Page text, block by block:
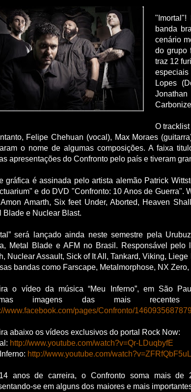
banda
cenário
do grupo
traz 12
Lopes
Jonathan
O
Felipe Chehuan (vocal), Max Moraes
o nome de algumas composições. A faixa
apresentações do Confronto pelo país e tiveram
gráfica é assinada pelo artista alemão Patrick
e do DVD "Confronto: 10 Anos de Guerra".
Amarth, Six feet Under, Aborted, Heaven
Blade e Nuclear Blast.
será lançado ainda neste semestre pela
Metal Blade e AFM no Brasil. Responsável
Nuclear Assault, Sick of It All, Tankard, Viking,
bandas como Farscape, Metalmorphose, NX
o vídeo da música “Meu Inferno”, em São
imagens das mais
www.facebook.com/pages/Confronto/
abaixo os vídeos exclusivos do portal Rock Now:
http://www.youtube.com/watch?v=Qr-LDuqbyfE
http://www.youtube.com/
anos de carreira, o Confronto soma mais de
se em alguns dos maiores e mais